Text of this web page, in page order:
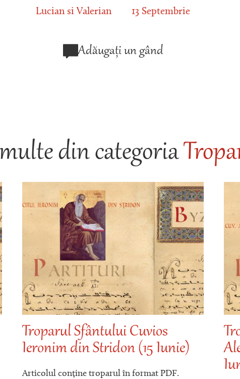
Lucian si Valerian 13 Septembrie
Adăugați un gând
din categoria
Troparul Sfântului Cuvios
Ieronim din Stridon (15 Iunie)
Articolul conține troparul în format PDF.